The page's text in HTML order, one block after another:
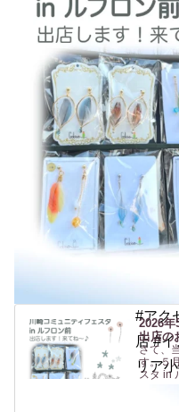
2026年
出店の
さて、
す。５
スタ in
口 か
#アク
店 #
リア